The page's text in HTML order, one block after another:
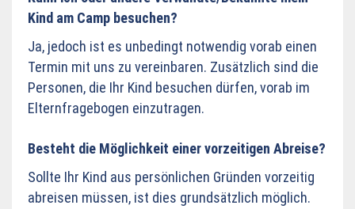
Kind am Camp besuchen?
Ja, jedoch ist es unbedingt notwendig vorab einen
Termin mit uns zu vereinbaren. Zusätzlich sind die
Personen, die Ihr Kind besuchen dürfen, vorab im
Elternfragebogen einzutragen.
Besteht die Möglichkeit einer vorzeitigen Abreise?
Sollte Ihr Kind aus persönlichen Gründen vorzeitig
abreisen müssen, ist dies grundsätzlich möglich.